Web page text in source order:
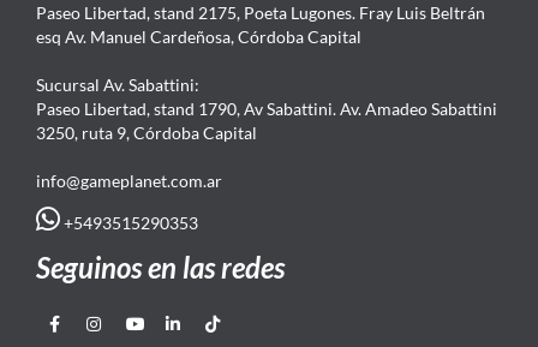
Paseo Libertad, stand 2175, Poeta Lugones. Fray Luis Beltrán
esq Av. Manuel Cardeñosa, Córdoba Capital
Sucursal Av. Sabattini:
Paseo Libertad, stand 1790, Av Sabattini. Av. Amadeo Sabattini
3250, ruta 9, Córdoba Capital
info@gameplanet.com.ar
+5493515290353
Seguinos en las redes